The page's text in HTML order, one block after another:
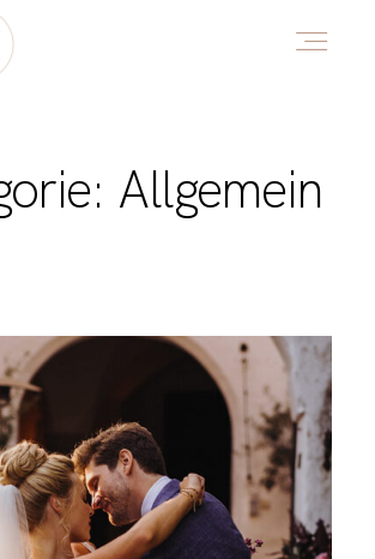
Allgemein
PORTFOLIO
DŌTERRA
HELLO CHI